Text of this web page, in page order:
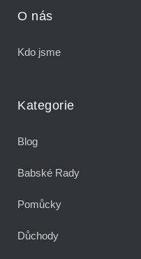
O nás
Kdo jsme
Kategorie
Blog
Babské Rady
Pomůcky
Důchody